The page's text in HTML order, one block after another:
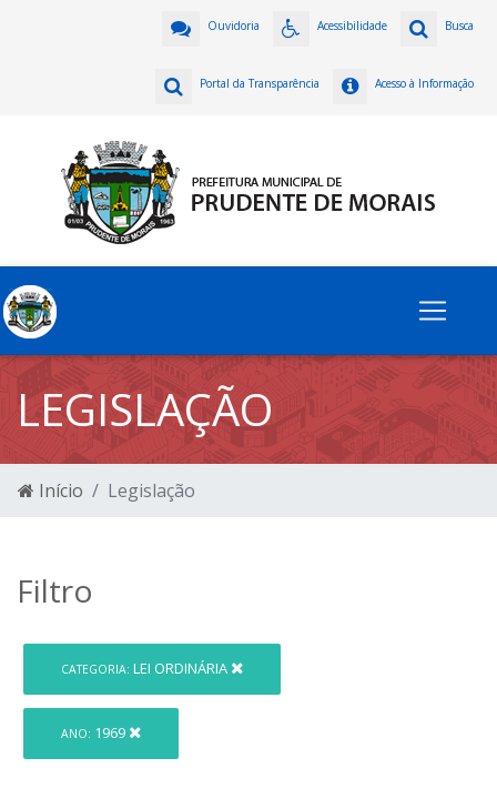
Busca
Acessibilidade
Ouvidoria
Acesso à Informação
Portal da Transparência
LEGISLAÇÃO
Início Legislação
Filtro
CATEGORIA: LEI ORDINÁRIA
ANO: 1969